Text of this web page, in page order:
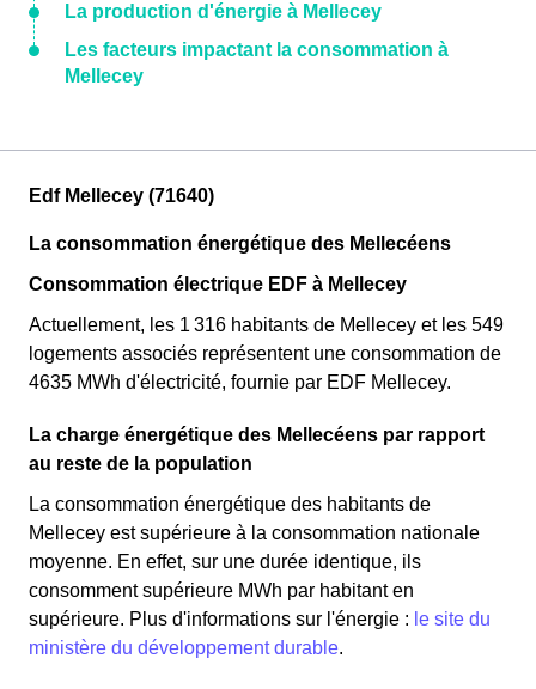
La production d'énergie à Mellecey
Les facteurs impactant la consommation à
Mellecey
Edf Mellecey (71640)
La consommation énergétique des Mellecéens
Consommation électrique EDF à Mellecey
Actuellement, les 1 316 habitants de Mellecey et les 549
logements associés représentent une consommation de
4635 MWh d'électricité, fournie par EDF Mellecey.
La charge énergétique des Mellecéens par rapport
au reste de la population
La consommation énergétique des habitants de
Mellecey est supérieure à la consommation nationale
moyenne. En effet, sur une durée identique, ils
consomment supérieure MWh par habitant en
supérieure. Plus d'informations sur l'énergie : le site du
ministère du développement durable.